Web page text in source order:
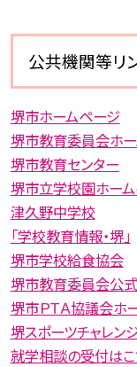
公共機関等リ
堺市ホームページ
堺市教育委員会ホ
堺市教育センター
堺市立学校園ホー
津久野中学校
「学校教育情報・堺」
堺市学校給食協会
堺市教育委員会公式
堺市ＰＴＡ協議会ホ
堺スポーツチャレン
就学相談の受付はこ